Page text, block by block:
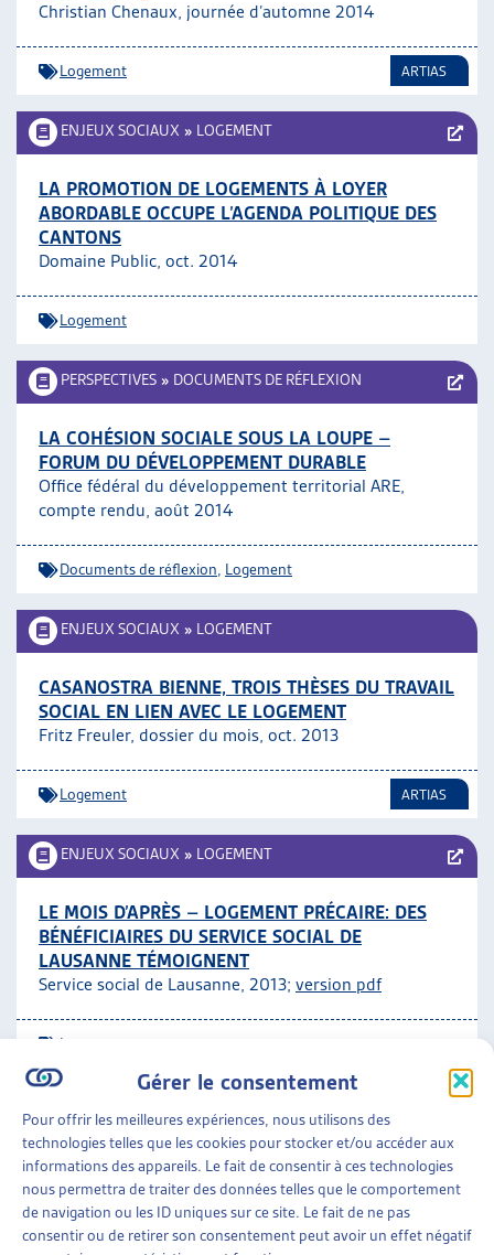
Gérer le consentement
Pour offrir les meilleures expériences, nous utilisons des
technologies telles que les cookies pour stocker et/ou accéder aux
informations des appareils. Le fait de consentir à ces technologies
nous permettra de traiter des données telles que le comportement
de navigation ou les ID uniques sur ce site. Le fait de ne pas
consentir ou de retirer son consentement peut avoir un effet négatif
Christian Chenaux, journée d’automne 2014
Logement ARTIAS
ENJEUX SOCIAUX » LOGEMENT
LA PROMOTION DE LOGEMENTS À LOYER
ABORDABLE OCCUPE L’AGENDA POLITIQUE DES
CANTONS
Domaine Public, oct. 2014
Logement
PERSPECTIVES » DOCUMENTS DE RÉFLEXION
LA COHÉSION SOCIALE SOUS LA LOUPE –
FORUM DU DÉVELOPPEMENT DURABLE
Office fédéral du développement territorial ARE,
compte rendu, août 2014
Documents de réflexion Logement
ENJEUX SOCIAUX » LOGEMENT
CASANOSTRA BIENNE, TROIS THÈSES DU TRAVAIL
SOCIAL EN LIEN AVEC LE LOGEMENT
Fritz Freuler, dossier du mois, oct. 2013
Logement ARTIAS
ENJEUX SOCIAUX » LOGEMENT
LE MOIS D’APRÈS – LOGEMENT PRÉCAIRE: DES
BÉNÉFICIAIRES DU SERVICE SOCIAL DE
LAUSANNE TÉMOIGNENT
Service social de Lausanne, 2013; version pdf
Logement
LA COOPÉRATIVE D’HABITATION COMME
RÉPONSE À LA CRISE DU LOGEMENT?
Pascal Magnin, dossier du mois, déc. 2012